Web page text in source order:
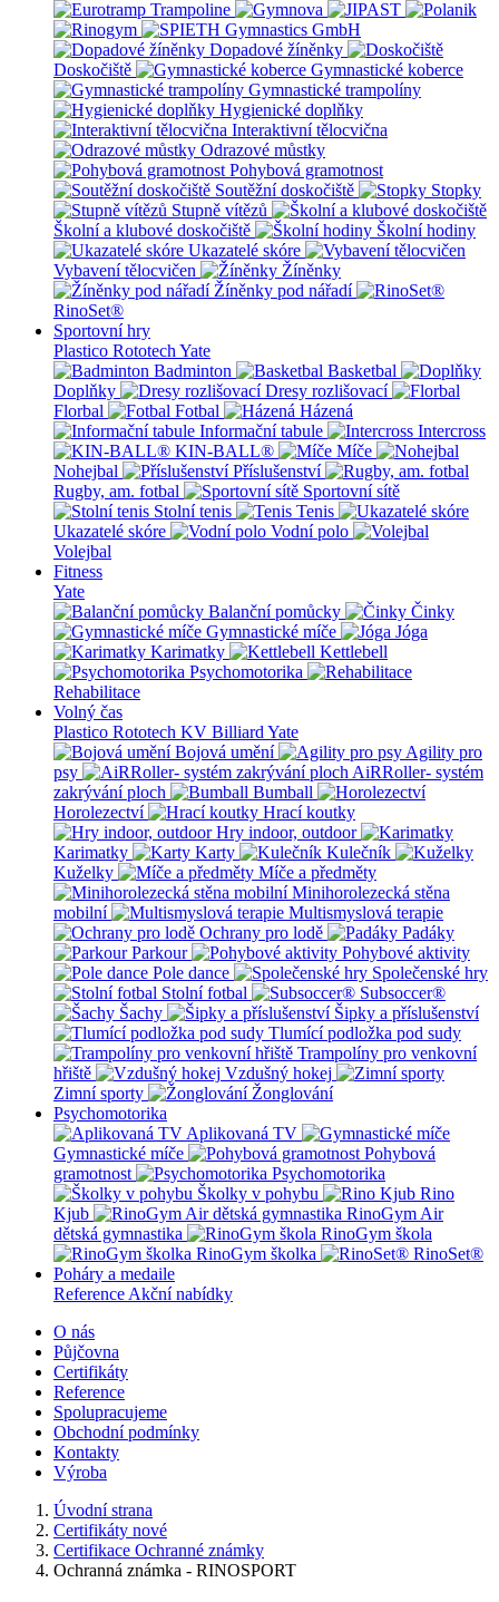
Dopadové žíněnky
Doskočiště
Gymnastické koberce
Gymnastické trampolíny
Hygienické doplňky
Interaktivní tělocvična
Odrazové můstky
Pohybová gramotnost
Soutěžní doskočiště
Stopky
Stupně vítězů
Školní a klubové doskočiště
Školní hodiny
Ukazatelé skóre
Vybavení tělocvičen
Žíněnky
Žíněnky pod nářadí
RinoSet®
Sportovní hry
Plastico Rototech Yate
Badminton
Basketbal
Doplňky
Dresy rozlišovací
Florbal
Fotbal
Házená
Informační tabule
Intercross
KIN-BALL®
Míče
Nohejbal
Příslušenství
Rugby, am. fotbal
Sportovní sítě
Stolní tenis
Tenis
Ukazatelé skóre
Vodní polo
Volejbal
Fitness
Yate
Balanční pomůcky
Činky
Gymnastické míče
Jóga
Karimatky
Kettlebell
Psychomotorika
Rehabilitace
Volný čas
Plastico Rototech KV Billiard Yate
Bojová umění
Agility pro
psy
AiRRoller- systém
zakrývání ploch
Bumball
Horolezectví
Hrací koutky
Hry indoor, outdoor
Karimatky
Karty
Kulečník
Kuželky
Míče a předměty
Minihorolezecká stěna
mobilní
Multismyslová terapie
Ochrany pro lodě
Padáky
Parkour
Pohybové aktivity
Pole dance
Společenské hry
Stolní fotbal
Subsoccer®
Šachy
Šipky a příslušenství
Tlumící podložka pod sudy
Trampolíny pro venkovní
hřiště
Vzdušný hokej
Zimní sporty
Žonglování
Psychomotorika
Aplikovaná TV
Gymnastické míče
Pohybová
gramotnost
Psychomotorika
Školky v pohybu
Rino
Kjub
RinoGym Air
dětská gymnastika
RinoGym škola
RinoGym školka
RinoSet®
Poháry a medaile
Reference Akční nabídky
O nás
Půjčovna
Certifikáty
Reference
Spolupracujeme
Obchodní podmínky
Kontakty
Výroba
Úvodní strana
Certifikáty nové
Certifikace Ochranné známky
Ochranná známka - RINOSPORT